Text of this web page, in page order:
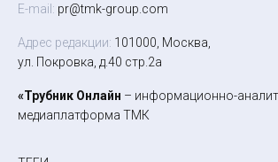
E-mail: pr@tmk-group.com
Адрес редакции: 101000, Москва,
ул. Покровка, д.40 стр.2а
«Трубник Онлайн – информационно-
медиаплатформа ТМК